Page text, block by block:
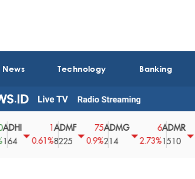
Technology Banking
0.61%
ADMF
8225
75
0.9%
ADMG
214
2.73%
ADMR
1510
60
3.82%